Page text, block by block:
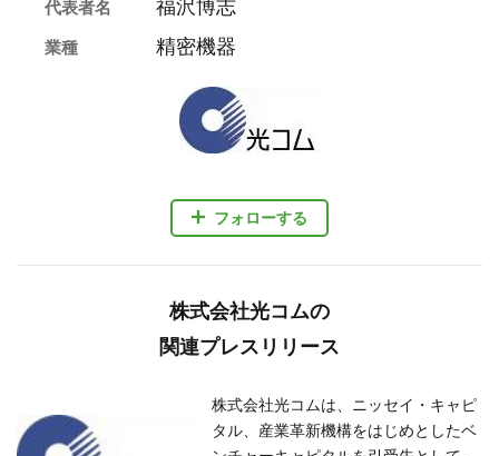
フォローする
代表者名 福沢博志
業種 精密機器
株式会社光コムの
関連プレスリリース
株式会社光コムは、ニッセイ・キャピ
タル、産業革新機構をはじめとしたベ